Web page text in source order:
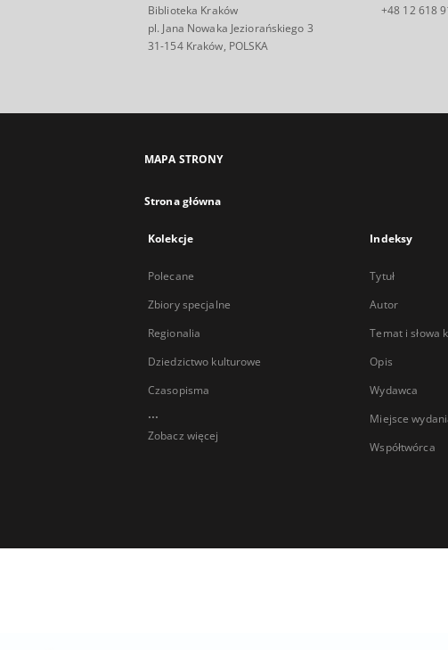
Biblioteka Kraków
pl. Jana Nowaka Jeziorańskiego 3
31-154 Kraków, POLSKA
+48 12 618
MAPA STRONY
Strona główna
Kolekcje
Polecane
Zbiory specjalne
Regionalia
Dziedzictwo kulturowe
Czasopisma
...
Zobacz więcej
Indeksy
Tytuł
Autor
Temat i słowa
Opis
Wydawca
Miejsce
Współtwórca